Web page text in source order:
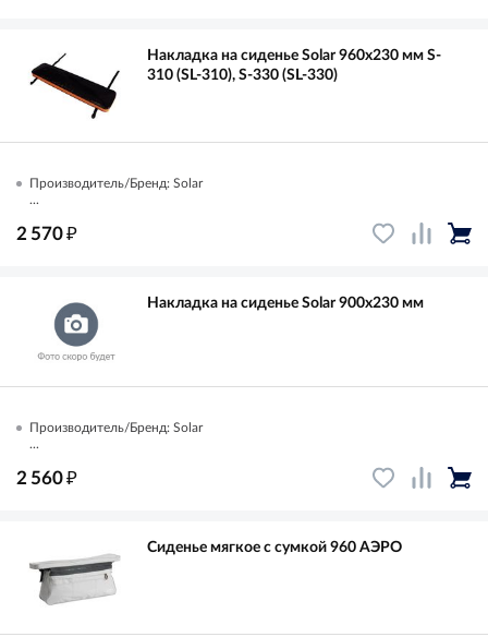
Накладка на сиденье Solar 960х230 мм S-
310 (SL-310), S-330 (SL-330)
Производитель/Бренд: Solar
...
2 570₽
Накладка на сиденье Solar 900х230 мм
Производитель/Бренд: Solar
...
2 560₽
Сиденье мягкое с сумкой 960 АЭРО